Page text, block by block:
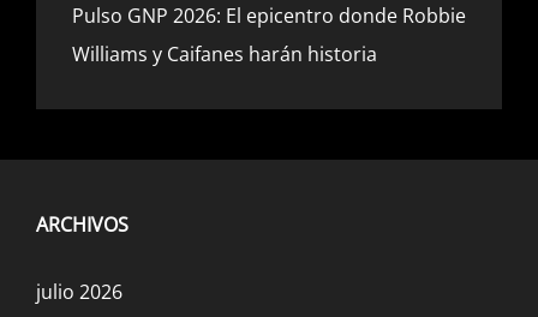
Pulso GNP 2026: El epicentro donde Robbie
Williams y Caifanes harán historia
ARCHIVOS
julio 2026